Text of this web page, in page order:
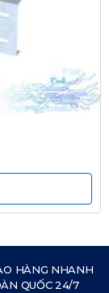
HÀNG NHANH
QUỐC 24/7